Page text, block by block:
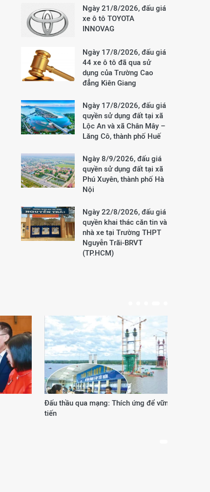
Ngày 21/8/2026, đấu giá
xe ô tô TOYOTA
INNOVAG
Ngày 17/8/2026, đấu giá
44 xe ô tô đã qua sử
dụng của Trường Cao
đẳng Kiên Giang
Ngày 17/8/2026, đấu giá
quyền sử dụng đất tại xã
Lộc An và xã Chân Mây –
Lăng Cô, thành phố Huế
Ngày 8/9/2026, đấu giá
quyền sử dụng đất tại xã
Phú Xuyên, thành phố Hà
Nội
Ngày 22/8/2026, đấu giá
quyền khai thác căn tin và
nhà xe tại Trường THPT
Nguyễn Trãi-BRVT
(TP.HCM)
Đấu thầu qua mạng: Thích ứng để vững
tiến